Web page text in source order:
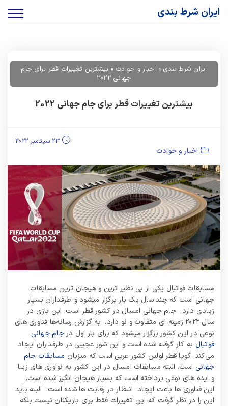
ایران شرط بندی
ایران شرط بندی » اخبار و حوادث » بیشترین تغییرات قطر برای جام
جهانی 2022
بیشترین تغییرات قطر برای جام جهانی 2022
23 سپتامبر 2022
اخبار و حوادث
مسابقات فوتبال یکی از بی نظیر ترین و هیجان ترین مسابقات
جهانی است که چند سال یک بار برگزار میشود و طرفداران بسیار
زیادی دارد. جام جهانی امسال در کشور قطر است. این بازی در
سال ۲۰۲۲ زمینه ای متفاوت و نو دارد. به گزارش رسانه‌ها فناوری های
نوعی در این کشور برگزار میشود که برای بار اول درجام جهانی
فوتبال به کار گرفته شده است و این شور عجیبی در طرفداران ایجاد
می‌کند. گویا قطر اولین کشور عربی است که میزبان مسابقات جام
جهانی است. البته مسابقات امسال در این کشور به نوآوری های زیبا
و ایده های نوعی پرداخته است که بسیار هیجان انگیز شده است.
این فناوری ها باعث ایجاد انتظار در رقابت ها شده است. البته باید
این را در نظر گرفت که این تغییرات فقط برای بازیکنان نیست بلکه